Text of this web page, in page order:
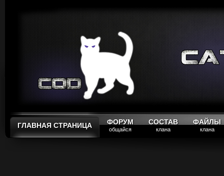
ГЛАВНАЯ СТРАНИЦА ФОРУМ
общайся
СОСТАВ
клана
ФАЙЛЫ
клана